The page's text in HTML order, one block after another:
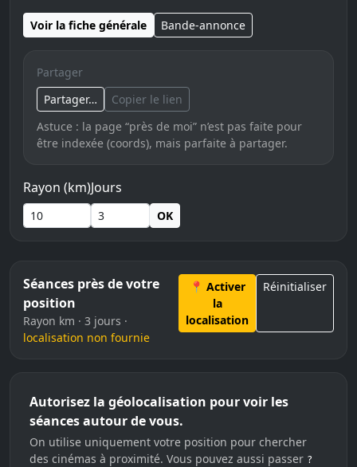
Voir la fiche générale Bande-annonce
Partager
Partager…
Copier le lien
Astuce : la page “près de moi” n’est pas faite pour
être indexée (coords), mais parfaite à partager.
Rayon (km)Jours
OK
Séances près de votre
position
Rayon km · 3 jours ·
localisation non fournie
📍 Activer
la
localisation
Réinitialiser
Autorisez la géolocalisation pour voir les
séances autour de vous.
On utilise uniquement votre position pour chercher
des cinémas à proximité. Vous pouvez aussi passer ?